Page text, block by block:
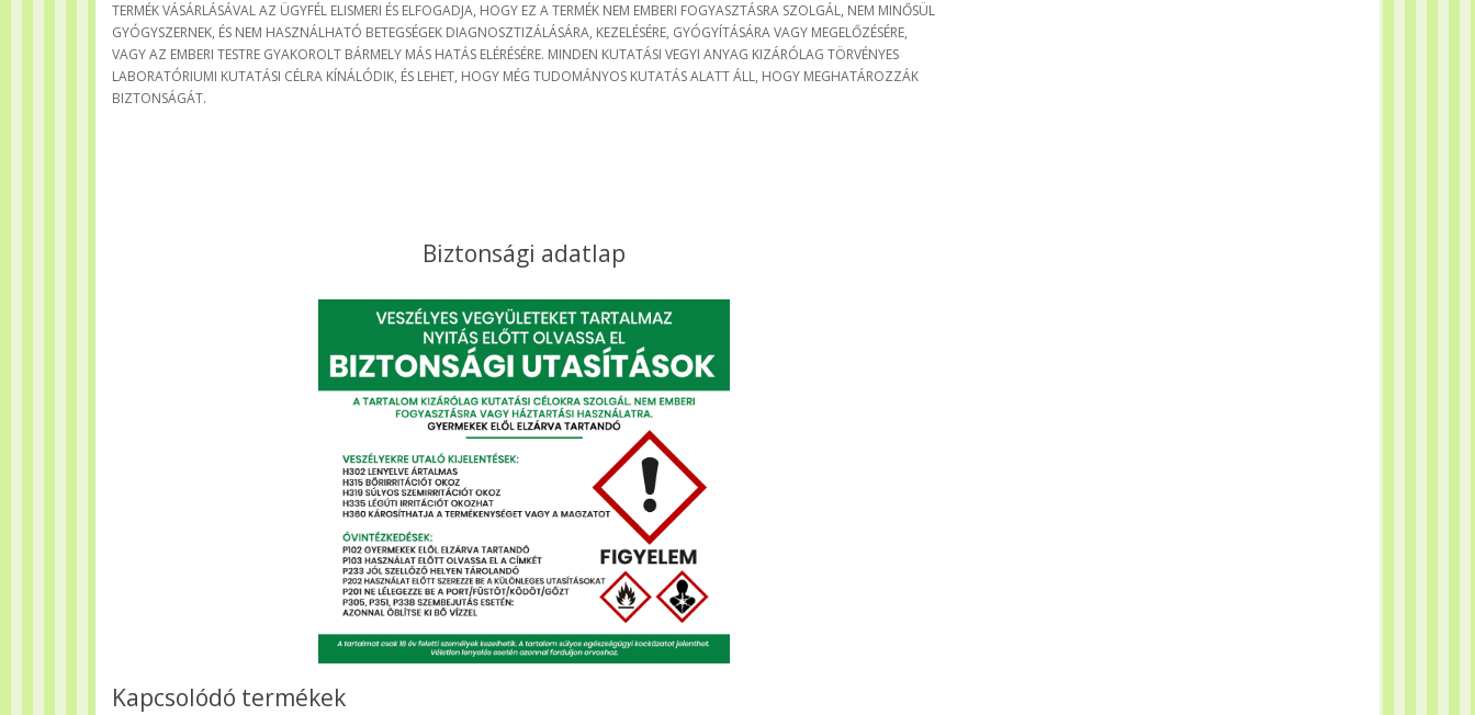
TERMÉK VÁSÁRLÁSÁVAL AZ ÜGYFÉL ELISMERI ÉS ELFOGADJA, HOGY EZ A TERMÉK NEM EMBERI FOGYASZTÁSRA SZOLGÁL, NEM MINŐSÜL
GYÓGYSZERNEK, ÉS NEM HASZNÁLHATÓ BETEGSÉGEK DIAGNOSZTIZÁLÁSÁRA, KEZELÉSÉRE, GYÓGYÍTÁSÁRA VAGY MEGELŐZÉSÉRE,
VAGY AZ EMBERI TESTRE GYAKOROLT BÁRMELY MÁS HATÁS ELÉRÉSÉRE. MINDEN KUTATÁSI VEGYI ANYAG KIZÁRÓLAG TÖRVÉNYES
LABORATÓRIUMI KUTATÁSI CÉLRA KÍNÁLÓDIK, ÉS LEHET, HOGY MÉG TUDOMÁNYOS KUTATÁS ALATT ÁLL, HOGY MEGHATÁROZZÁK
BIZTONSÁGÁT.
Biztonsági adatlap
Kapcsolódó termékek